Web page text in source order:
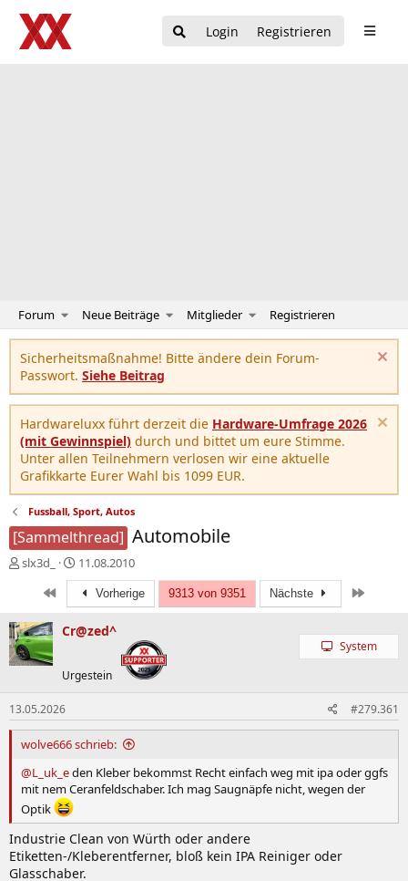
Login Registrieren
Forum Neue Beiträge Mitglieder Registrieren
Sicherheitsmaßnahme! Bitte ändere dein Forum-
Passwort. Siehe Beitrag
Hardwareluxx führt derzeit die Hardware-Umfrage 2026
(mit Gewinnspiel) durch und bittet um eure Stimme.
Unter allen Teilnehmern verlosen wir eine aktuelle
Grafikkarte Eurer Wahl bis 1099 EUR.
Fussball, Sport, Autos
[Sammelthread] Automobile
E
e
l
l
r
slx3d_
E
r
s
t
e
t
a
11.08.2010
Erste Vorherige 9313 von 9351 Nächste
Cr@zed^
Urgestein
System
13.05.2026 #279.361
wolve666 schrieb:
@L_uk_eden Kleber bekommst Recht einfach weg mit ipa oder ggfs
mit nem Ceranfeldschaber. Ich mag Saugnäpfe nicht, wegen der
Optik
Industrie Clean von Würth oder andere
Etiketten-/Kleberentferner, bloß kein IPA Reiniger oder
Glasschaber.